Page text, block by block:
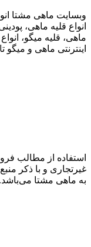
وبسایت ماهی مشتا
انواع قلیه ماهی،
ماهی، قلیه میگو،
اینترنتی ماهی و میگو
استفاده از مطالب
غیرتجاری و با ذکر
به ماهی مشتا می‌باشد. Copyright © 2020